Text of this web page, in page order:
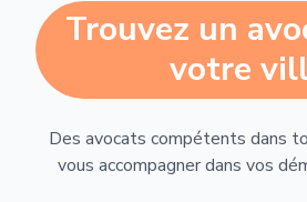
Trouvez un
votre
Des avocats compétents dans
vous accompagner dans vos